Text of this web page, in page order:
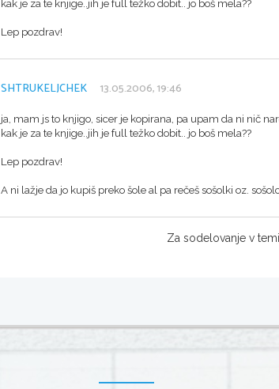
kak je za te knjige..jih je full težko dobit.. jo boš mela??
Lep pozdrav!
SHTRUKELJCHEK 13.05.2006, 19:46
ja, mam js to knjigo, sicer je kopirana, pa upam da ni nič
kak je za te knjige..jih je full težko dobit.. jo boš mela??
Lep pozdrav!
A ni lažje da jo kupiš preko šole al pa rečeš sošolki oz.
Za sodelovanje v